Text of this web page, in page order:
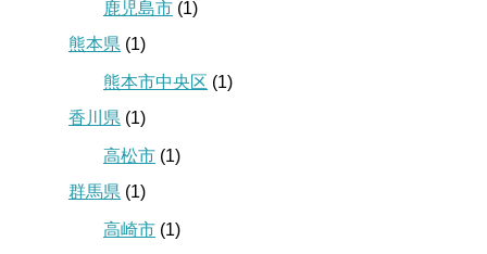
鹿児島市 (1)
熊本県 (1)
熊本市中央区 (1)
香川県 (1)
高松市 (1)
群馬県 (1)
高崎市 (1)